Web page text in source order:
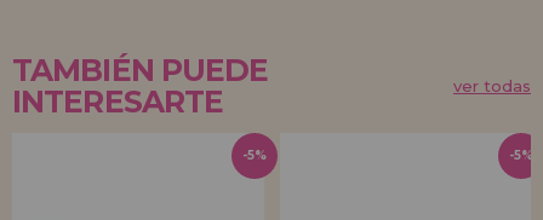
TAMBIÉN PUEDE
INTERESARTE
ver todas
-5% -5%